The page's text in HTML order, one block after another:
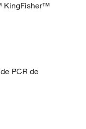
KingFisher™
PCR de